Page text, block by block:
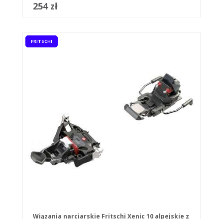
254 zł
FRITSCHI
Wiązania narciarskie Fritschi Xenic 10 alpejskie z